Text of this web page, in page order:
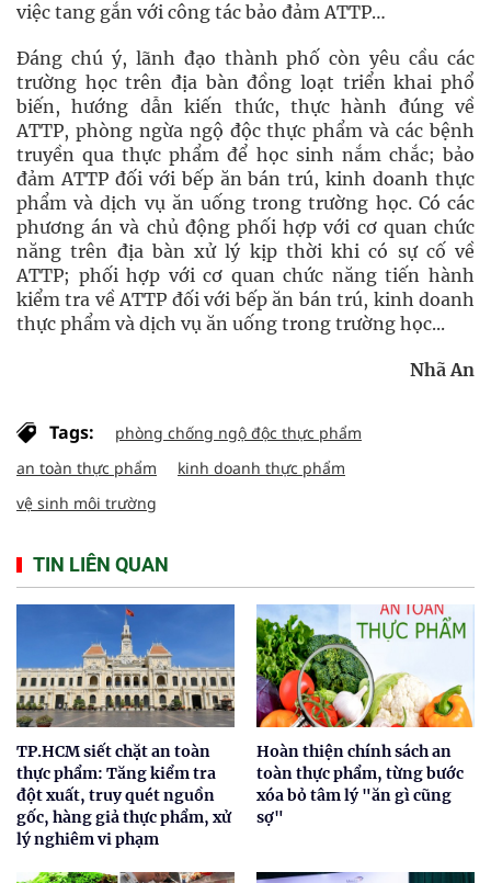
việc tang gắn với công tác bảo đảm ATTP…
Đáng chú ý, lãnh đạo thành phố còn yêu cầu các
trường học trên địa bàn đồng loạt triển khai phổ
biến, hướng dẫn kiến thức, thực hành đúng về
ATTP, phòng ngừa ngộ độc thực phẩm và các bệnh
truyền qua thực phẩm để học sinh nắm chắc; bảo
đảm ATTP đối với bếp ăn bán trú, kinh doanh thực
phẩm và dịch vụ ăn uống trong trường học. Có các
phương án và chủ động phối hợp với cơ quan chức
năng trên địa bàn xử lý kịp thời khi có sự cố về
ATTP; phối hợp với cơ quan chức năng tiến hành
kiểm tra về ATTP đối với bếp ăn bán trú, kinh doanh
thực phẩm và dịch vụ ăn uống trong trường học...
Nhã An
Tags:
phòng chống ngộ độc thực phẩm
an toàn thực phẩm
kinh doanh thực phẩm
vệ sinh môi trường
TIN LIÊN QUAN
TP.HCM siết chặt an toàn
thực phẩm: Tăng kiểm tra
đột xuất, truy quét nguồn
gốc, hàng giả thực phẩm, xử
lý nghiêm vi phạm
Hoàn thiện chính sách an
toàn thực phẩm, từng bước
xóa bỏ tâm lý "ăn gì cũng
sợ"